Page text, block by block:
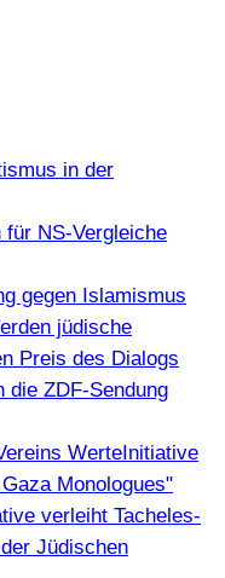
in der
NS-Vergleiche
gegen Islamismus
jüdische
Preis des Dialogs
die ZDF-Sendung
WerteInitiative
Monologues"
verleiht Tacheles-
Jüdischen